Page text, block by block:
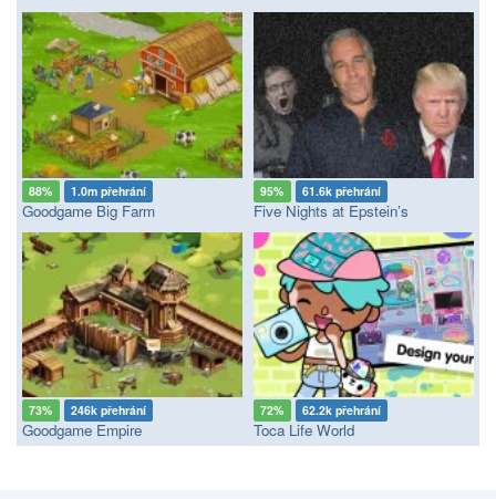
88% 1.0m přehrání
Goodgame Big Farm
95% 61.6k přehrání
Five Nights at Epstein’s
73% 246k přehrání
Goodgame Empire
72% 62.2k přehrání
Toca Life World